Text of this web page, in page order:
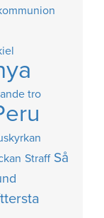
tro
Straff Så